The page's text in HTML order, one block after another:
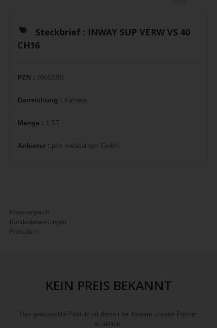
Steckbrief : INWAY SUP VERW VS 40
CH16
PZN : 00052391
Darreichung : Katheter
Menge : 1 ST
Anbieter : pfm medical tpm GmbH
Preisvergleich
Kundenbewertungen
Preisalarm
KEIN PREIS BEKANNT
Das gewünschte Produkt ist derzeit bei keinem unserer Partner
erhältlich.